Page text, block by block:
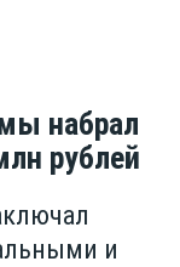
набрал
рублей
и